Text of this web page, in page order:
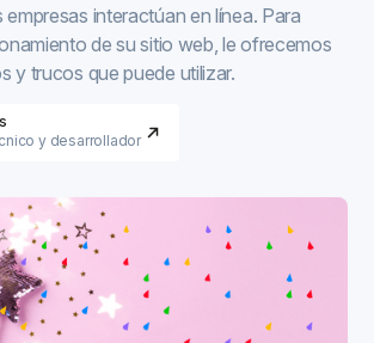
interactúan en línea. Para
de su sitio web, le ofrecemos
y trucos que puede utilizar.
y desarrollador